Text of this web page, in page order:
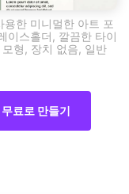
한 미니멀한 아트 포
이스홀더, 깔끔한 타이
형, 장치 없음, 일반
료로 만들기